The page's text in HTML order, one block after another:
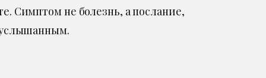
Симптом не болезнь, а послание,